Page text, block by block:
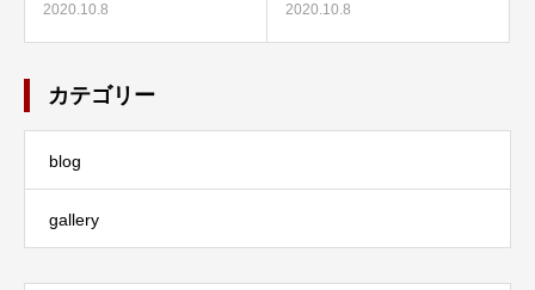
2020.10.8 2020.10.8
カテゴリー
blog
gallery